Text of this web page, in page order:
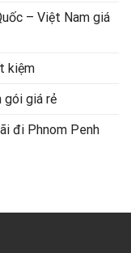
– Việt Nam giá
kiệm
gói giá rẻ
đi Phnom Penh